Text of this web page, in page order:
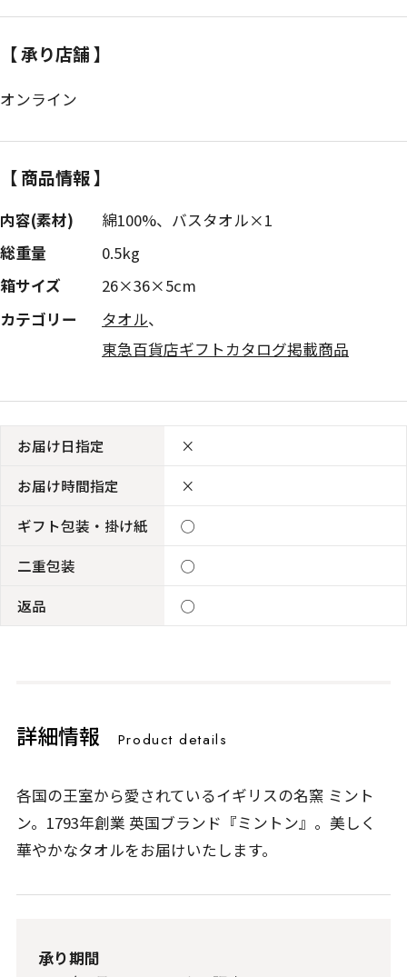
【 承り店舗 】
オンライン
【 商品情報 】
内容(素材)
綿100%、バスタオル×1
総重量
0.5kg
箱サイズ
26×36×5cm
カテゴリー
タオル、
東急百貨店ギフトカタログ掲載商品
お届け日指定
×
お届け時間指定
×
ギフト包装・掛け紙
◯
二重包装
◯
返品
◯
詳細情報 Product details
各国の王室から愛されているイギリスの名窯 ミント
ン。1793年創業 英国ブランド『ミントン』。美しく
華やかなタオルをお届けいたします。
承り期間